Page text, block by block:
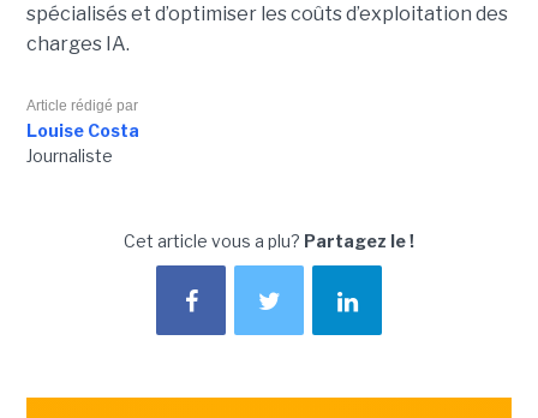
spécialisés et d’optimiser les coûts d’exploitation des
charges IA.
Article rédigé par
Louise Costa
Journaliste
Cet article vous a plu? Partagez le !